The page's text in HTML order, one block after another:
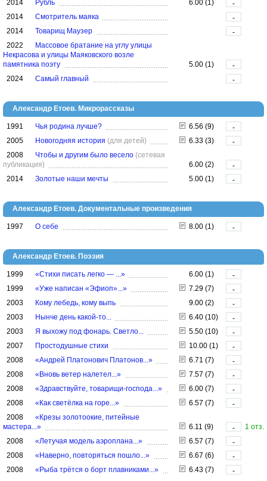
2014
Рубль 6.00 (1)
-
2014
Смотритель маяка
-
2014
Товарищ Маузер
-
2022
Массовое братание на углу улицы
Некрасова и улицы Маяковского возле
памятника поэту
5.00 (1)
-
2024
Самый главный -
Александр Етоев. Микрорассказы
1991 Чья родина лучше? 6.56 (9)
-
2005
Новогодняя история (для детей) 6.33 (3)
-
2008
Чтобы и другим было весело (сетевая
публикация)
6.00 (2)
-
2014
Золотые наши мечты 5.00 (1) -
Александр Етоев. Документальные произведения
1997 О себе 8.00 (1) -
Александр Етоев. Поэзия
1999 «Стихи писать легко — ...» 6.00 (1)
-
1999
«Уже написан «Эфиоп»...» 7.29 (7)
-
2003
Кому лебедь, кому выпь 9.00 (2)
-
2003
Нынче день какой-то... 6.40 (10)
-
2003
Я выхожу под фонарь. Светло... 5.50 (10)
-
2007
Простодушные стихи 10.00 (1)
-
2008
«Андрей Платонович Платонов...» 6.71 (7)
-
2008
«Вновь ветер налетел...» 7.57 (7)
-
2008
«Здравствуйте, товарищи-господа...» 6.00 (7)
-
2008
«Как светёлка на горе...» 6.57 (7)
-
2008
«Крезы золотоокие, питейные
мастера...»
6.11 (9) -
1 отз.
2008
«Летучая модель аэроплана...» 6.57 (7)
-
2008
«Наверно, повторяться пошло...» 6.67 (6)
-
2008
«Рыба трётся о борт плавниками...» 6.43 (7)
-